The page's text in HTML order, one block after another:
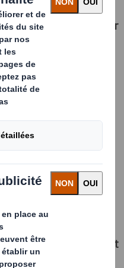
en optimisant
moment où
un acheteur
d’être anodine, cette
vues sur les réseaux
Instagram. Les
bien sûr, mais aussi
présentent.
amusant et
pas faire oublier les
autre préoccupation
personnalisé et
commerce ?